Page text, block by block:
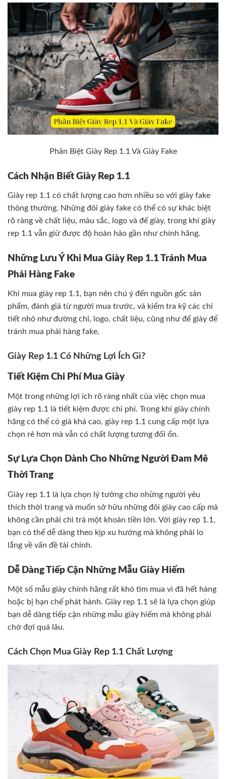
Phân Biệt Giày Rep 1.1 Và Giày Fake
Cách Nhận Biết Giày Rep 1.1
Giày rep 1.1 có chất lượng cao hơn nhiều so với giày fake
thông thường. Những đôi giày fake có thể có sự khác biệt
rõ ràng về chất liệu, màu sắc, logo và đế giày, trong khi giày
rep 1.1 vẫn giữ được độ hoàn hảo gần như chính hãng.
Những Lưu Ý Khi Mua Giày Rep 1.1 Tránh Mua
Phải Hàng Fake
Khi mua giày rep 1.1, bạn nên chú ý đến nguồn gốc sản
phẩm, đánh giá từ người mua trước, và kiểm tra kỹ các chi
tiết nhỏ như đường chỉ, logo, chất liệu, cũng như đế giày để
tránh mua phải hàng fake.
Giày Rep 1.1 Có Những Lợi Ích Gì?
Tiết Kiệm Chi Phí Mua Giày
Một trong những lợi ích rõ ràng nhất của việc chọn mua
giày rep 1.1 là tiết kiệm được chi phí. Trong khi giày chính
hãng có thể có giá khá cao, giày rep 1.1 cung cấp một lựa
chọn rẻ hơn mà vẫn có chất lượng tương đối ổn.
Sự Lựa Chọn Dành Cho Những Người Đam Mê
Thời Trang
Giày rep 1.1 là lựa chọn lý tưởng cho những người yêu
thích thời trang và muốn sở hữu những đôi giày cao cấp mà
không cần phải chi trả một khoản tiền lớn. Với giày rep 1.1,
bạn có thể dễ dàng theo kịp xu hướng mà không phải lo
lắng về vấn đề tài chính.
Dễ Dàng Tiếp Cận Những Mẫu Giày Hiếm
Một số mẫu giày chính hãng rất khó tìm mua vì đã hết hàng
hoặc bị hạn chế phát hành. Giày rep 1.1 sẽ là lựa chọn giúp
bạn dễ dàng tiếp cận những mẫu giày hiếm mà không phải
chờ đợi quá lâu.
Cách Chọn Mua Giày Rep 1.1 Chất Lượng